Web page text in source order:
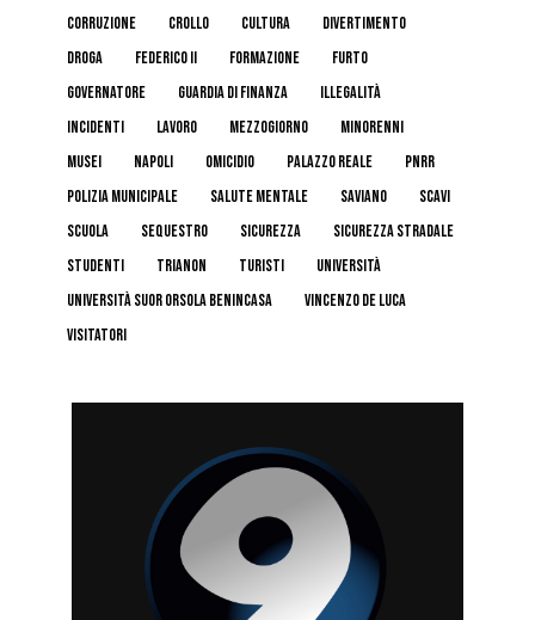
corruzione
crollo cultura
divertimento
droga
federico II formazione
furto
governatore
guardia di finanza
illegalità
incidenti
lavoro mezzogiorno
minorenni
musei
napoli omicidio palazzo reale
pnrr
polizia municipale
salute mentale Saviano
scavi
scuola
sequestro sicurezza
sicurezza stradale
studenti
trianon turisti
università
Università Suor Orsola Benincasa
Vincenzo De Luca
visitatori